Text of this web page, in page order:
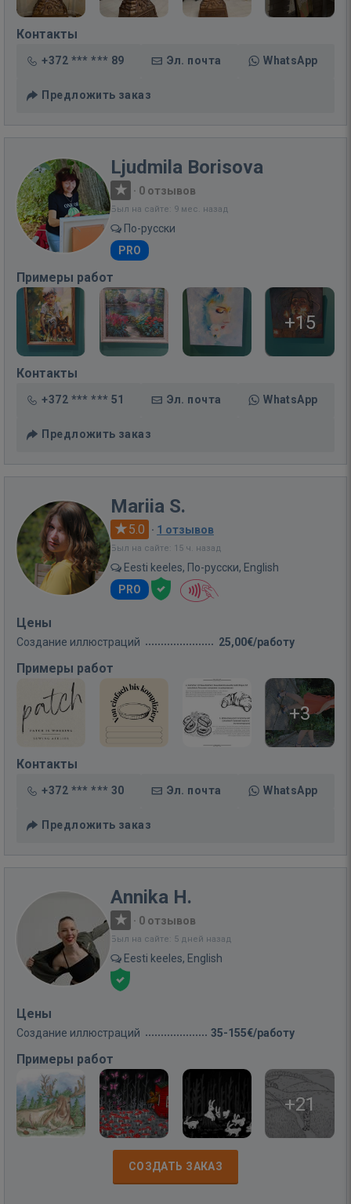
Контакты
+372 *** *** 89 Эл. почта WhatsApp
Предложить заказ
Ljudmila Borisova
· 0 отзывов
Был на сайте: 9 мес. назад
По-русски
PRO
Примеры работ
+15
Контакты
+372 *** *** 51 Эл. почта WhatsApp
Предложить заказ
Mariia S.
5.0 · 1 отзывов
Был на сайте: 15 ч. назад
Eesti keeles, По-русски, English
PRO
Цены
Создание иллюстраций 25,00€/работу
Примеры работ
+3
Контакты
+372 *** *** 30 Эл. почта WhatsApp
Предложить заказ
Annika H.
· 0 отзывов
Был на сайте: 5 дней назад
Eesti keeles, English
Цены
Создание иллюстраций 35-155€/работу
Примеры работ
+21
СОЗДАТЬ ЗАКАЗ